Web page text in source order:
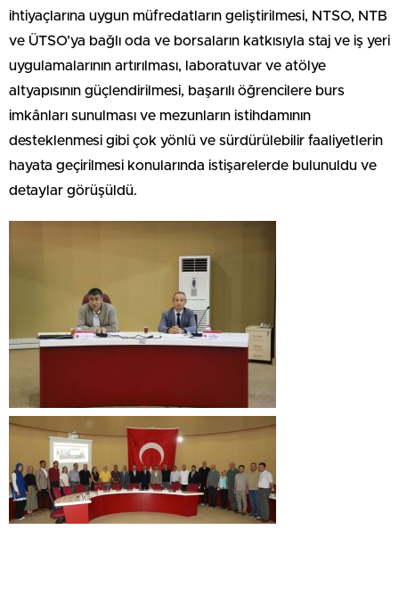
ihtiyaçlarına uygun müfredatların geliştirilmesi, NTSO, NTB
ve ÜTSO’ya bağlı oda ve borsaların katkısıyla staj ve iş yeri
uygulamalarının artırılması, laboratuvar ve atölye
altyapısının güçlendirilmesi, başarılı öğrencilere burs
imkânları sunulması ve mezunların istihdamının
desteklenmesi gibi çok yönlü ve sürdürülebilir faaliyetlerin
hayata geçirilmesi konularında istişarelerde bulunuldu ve
detaylar görüşüldü.